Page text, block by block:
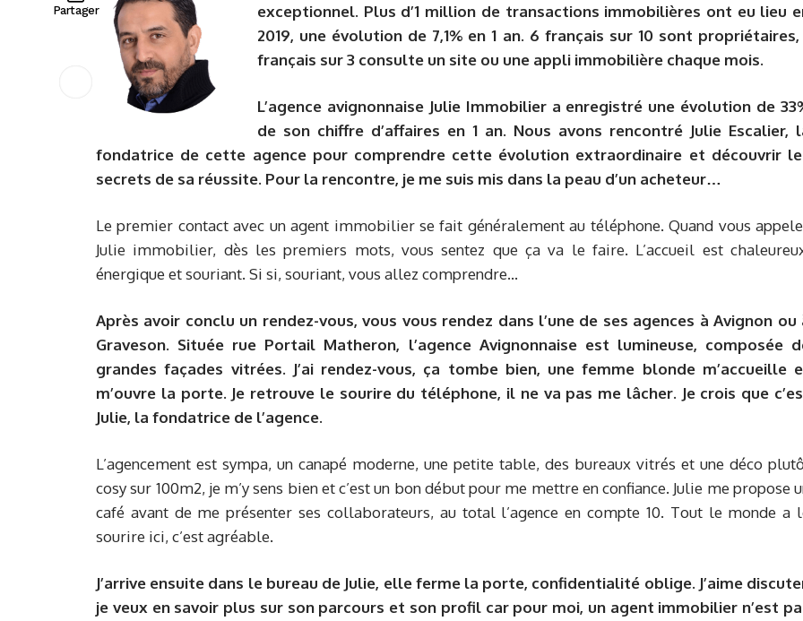
Partager
exceptionnel. Plus d’1 million de transactions immobilières ont eu lieu
2019, une évolution de 7,1% en 1 an. 6 français sur 10 sont propriétaires,
français sur 3 consulte un site ou une appli immobilière chaque mois.
L’agence avignonnaise Julie Immobilier a enregistré une évolution de
de son chiffre d’affaires en 1 an. Nous avons rencontré Julie Escalier,
fondatrice de cette agence pour comprendre cette évolution extraordinaire et découvrir
secrets de sa réussite. Pour la rencontre, je me suis mis dans la peau d’un acheteur…
Le premier contact avec un agent immobilier se fait généralement au téléphone. Quand vous
Julie immobilier, dès les premiers mots, vous sentez que ça va le faire. L’accueil est
énergique et souriant. Si si, souriant, vous allez comprendre…
Après avoir conclu un rendez-vous, vous vous rendez dans l’une de ses agences à Avignon ou
Graveson. Située rue Portail Matheron, l’agence Avignonnaise est lumineuse, composée
grandes façades vitrées. J’ai rendez-vous, ça tombe bien, une femme blonde m’accueille
m’ouvre la porte. Je retrouve le sourire du téléphone, il ne va pas me lâcher. Je crois que
Julie, la fondatrice de l’agence.
L’agencement est sympa, un canapé moderne, une petite table, des bureaux vitrés et une déco
cosy sur 100m2, je m’y sens bien et c’est un bon début pour me mettre en confiance. Julie me propose
café avant de me présenter ses collaborateurs, au total l’agence en compte 10. Tout le monde a
sourire ici, c’est agréable.
J’arrive ensuite dans le bureau de Julie, elle ferme la porte, confidentialité oblige. J’aime
je veux en savoir plus sur son parcours et son profil car pour moi, un agent immobilier n’est